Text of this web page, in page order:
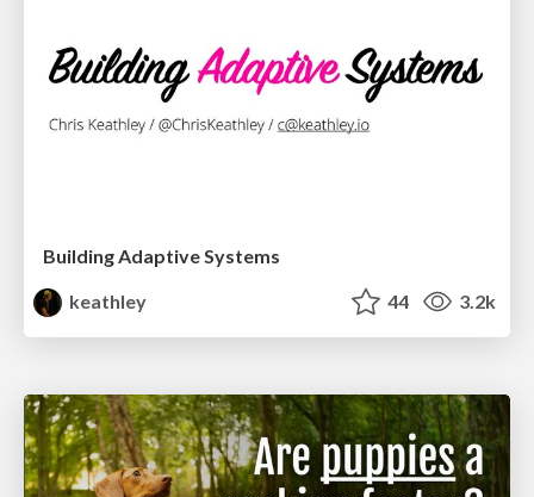
Building Adaptive Systems
keathley
44 3.2k